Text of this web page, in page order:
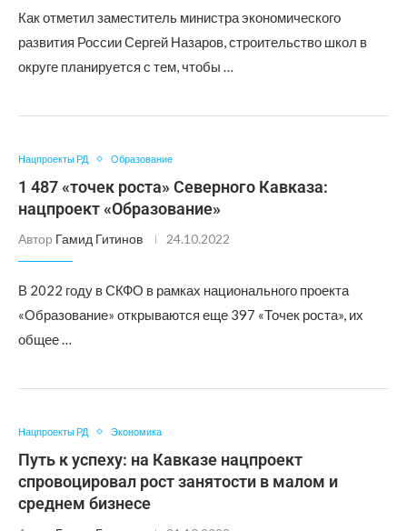
Как отметил заместитель министра экономического
развития России Сергей Назаров, строительство школ в
округе планируется с тем, чтобы …
Нацпроекты РД Образование
1 487 «точек роста» Северного Кавказа:
нацпроект «Образование»
Автор Гамид Гитинов 24.10.2022
В 2022 году в СКФО в рамках национального проекта
«Образование» открываются еще 397 «Точек роста», их
общее …
Нацпроекты РД Экономика
Путь к успеху: на Кавказе нацпроект
спровоцировал рост занятости в малом и
среднем бизнесе